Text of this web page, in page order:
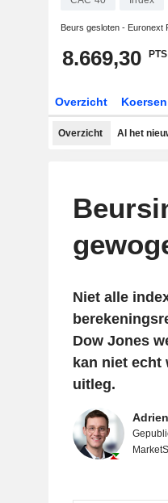
Beurs gesloten - Euronext
8.669,30 PTS
Overzicht Koersen
Overzicht Al het
Niet alle
Dow Jones
kan niet echt
uitleg.